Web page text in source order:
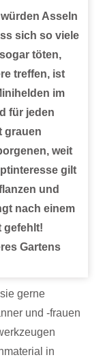
Asseln
sich so viele
töten,
treffen, ist
im
für jeden
grauen
weit
gilt
und
nach einem
gefehlt!
Gartens
gerne
und -frauen
in